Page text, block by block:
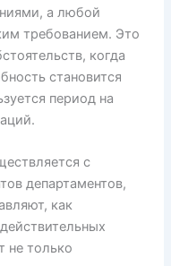
а любой
требованием. Это
когда
становится
период на
с
департаментов,
как
не только